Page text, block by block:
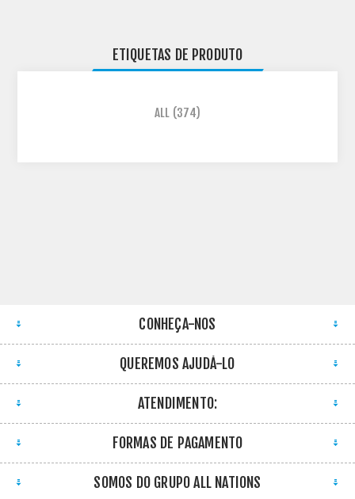
ETIQUETAS DE PRODUTO
ALL (374)
CONHEÇA-NOS
QUEREMOS AJUDÁ-LO
ATENDIMENTO:
FORMAS DE PAGAMENTO
SOMOS DO GRUPO ALL NATIONS